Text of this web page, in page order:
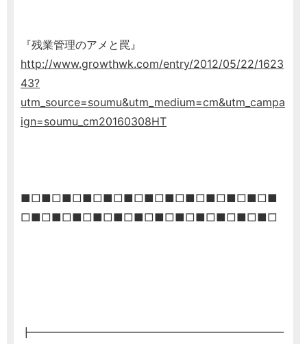
『残業管理のアメと罠』
http://www.growthwk.com/entry/2012/05/22/1623
43?
utm_source=soumu&utm_medium=cm&utm_campa
ign=soumu_cm20160308HT
■□■□■□■□■□■□■□■□■□■□■□■□■
□■□■□■□■□■□■□■□■□■□■□■□■□
┣━━━━━━━━━━━━━━━━━━━━━━━